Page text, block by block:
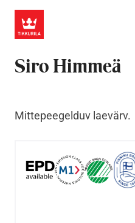
Siro Himmeä
Mittepeegelduv laevärv.